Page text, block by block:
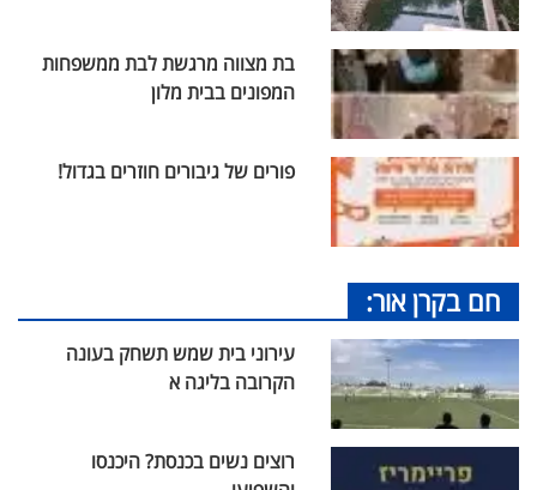
בת מצווה מרגשת לבת ממשפחות
המפונים בבית מלון
פורים של גיבורים חוזרים בגדול!
חם בקרן אור:
עירוני בית שמש תשחק בעונה
הקרובה בליגה א
רוצים נשים בכנסת? היכנסו